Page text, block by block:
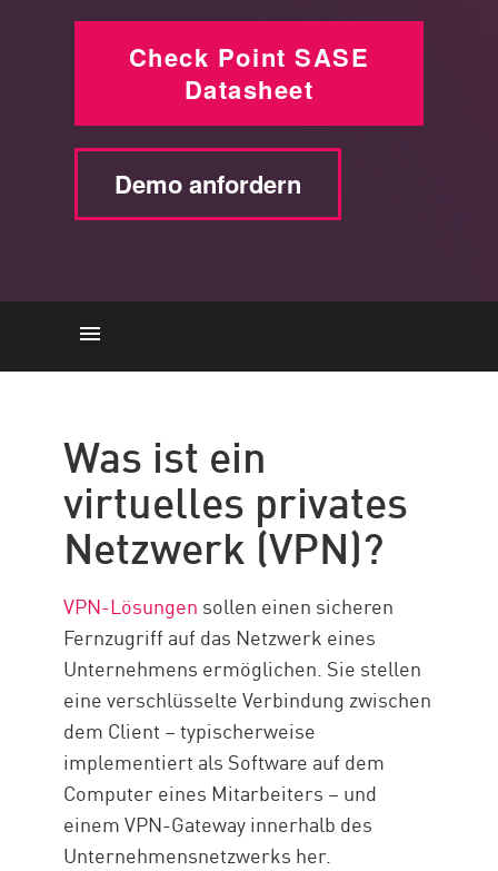
Check Point SASE
Datasheet
Demo anfordern
Sicherheitsrisiken von VPNs
VPN-Alternativen
Lösungen von Check Point
Ressourcen
Was ist ein
virtuelles privates
Netzwerk (VPN)?
VPN-Lösungen sollen einen sicheren
Fernzugriff auf das Netzwerk eines
Unternehmens ermöglichen. Sie stellen
eine verschlüsselte Verbindung zwischen
dem Client – typischerweise
implementiert als Software auf dem
Computer eines Mitarbeiters – und
einem VPN-Gateway innerhalb des
Unternehmensnetzwerks her.